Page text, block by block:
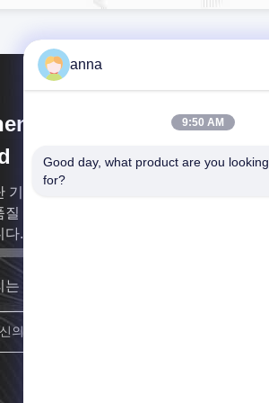
P&O Technology
기업으로서, 센즈헨 P&O 테크놀로지 주
질 TFT LCD 디스플레이 모듈에 관여한 전
다.
는 최대한 빨리 당신에 되돌아갈 것입니다.
anna
9:50 AM
Good day, what product are you looking
for?